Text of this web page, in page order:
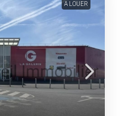
A LOUER